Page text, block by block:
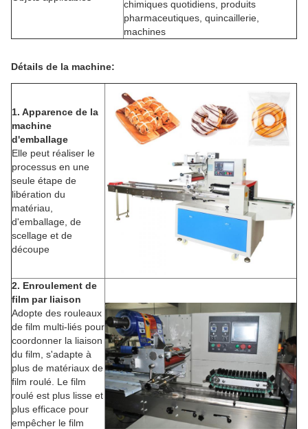
chimiques quotidiens, produits
pharmaceutiques, quincaillerie,
machines
Détails de la machine:
1. Apparence de la
machine
d'emballage
Elle peut réaliser le
processus en une
seule étape de
libération du
matériau,
d'emballage, de
scellage et de
découpe
2. Enroulement de
film par liaison
Adopte des rouleaux
de film multi-liés pour
coordonner la liaison
du film, s'adapte à
plus de matériaux de
film roulé. Le film
roulé est plus lisse et
plus efficace pour
empêcher le film